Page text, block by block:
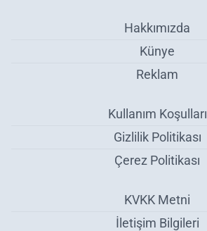
Hakkımızda
Künye
Reklam
Kullanım Koşulları
Gizlilik Politikası
Çerez Politikası
KVKK Metni
İletişim Bilgileri